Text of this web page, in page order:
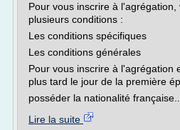
Pour vous inscrire à
plusieurs conditions :
Les conditions spécifiques
Les conditions générales
Pour vous inscrire à l'agrégation
plus tard le jour de la première
posséder la nationalité française...
Lire la suite